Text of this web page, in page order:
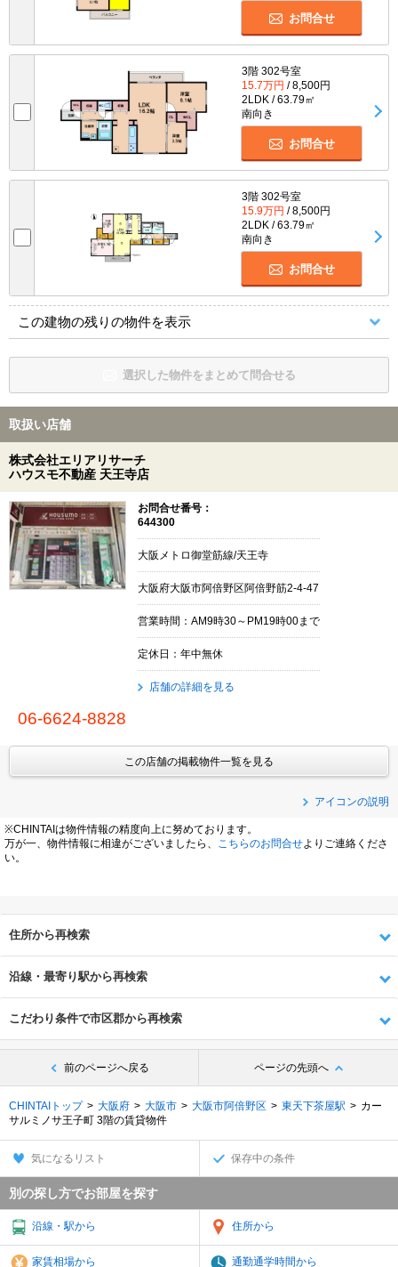
お問合せ
3階 302号室
15.7万円 / 8,500円
2LDK / 63.79㎡
南向き
お問合せ
3階 302号室
15.9万円 / 8,500円
2LDK / 63.79㎡
南向き
お問合せ
この建物の残りの物件を表示
選択した物件をまとめて問合せる
取扱い店舗
株式会社エリアリサーチ
ハウスモ不動産 天王寺店
お問合せ番号：
644300
大阪メトロ御堂筋線/天王寺
大阪府大阪市阿倍野区阿倍野筋2-4-47
営業時間：AM9時30～PM19時00まで
定休日：年中無休
店舗の詳細を見る
06-6624-8828
この店舗の掲載物件一覧を見る
アイコンの説明
※CHINTAIは物件情報の精度向上に努めております。
万が一、物件情報に相違がございましたら、 こちらのお問合せよりご連絡くださ
い。
住所から再検索
沿線・最寄り駅から再検索
こだわり条件で市区郡から再検索
前のページへ戻る ページの先頭へ
CHINTAIトップ 大阪府 大阪市 大阪市阿倍野区 東天下茶屋駅
カー
サルミノサ王子町 3階の賃貸物件
気になるリスト 保存中の条件
別の探し方でお部屋を探す
沿線・駅から 住所から
家賃相場から 通勤通学時間から